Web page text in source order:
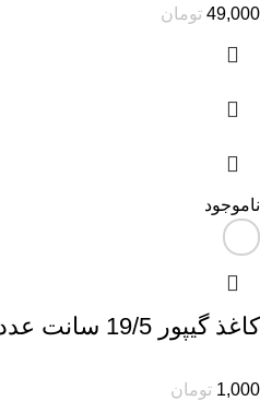
49,000 تومان
ناموجود
کاغذ گیپور 19/5 سانت عددی
1,000 تومان